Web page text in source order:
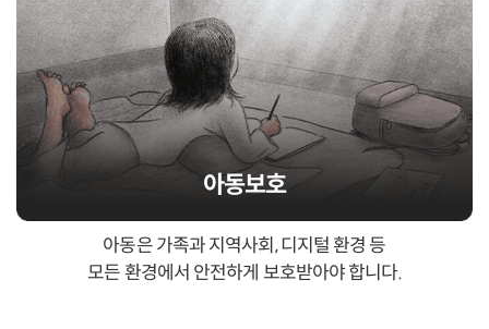
아동보호
아동은 가족과 지역사회, 디지털 환경 등
모든 환경에서 안전하게 보호받아야 합니다.